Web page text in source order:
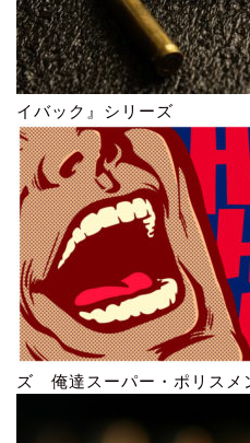
イバック』シリーズ
ズ 俺達スーパー・ポリス